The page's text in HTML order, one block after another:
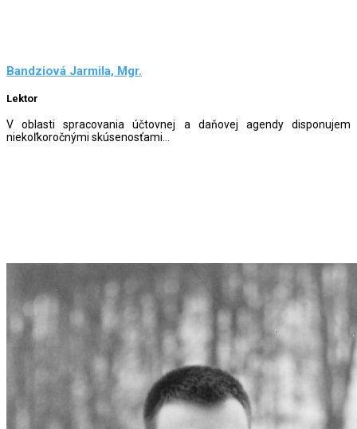
Bandziová Jarmila, Mgr.
Lektor
V oblasti spracovania účtovnej a daňovej agendy disponujem
niekoľkoročnými skúsenosťami...